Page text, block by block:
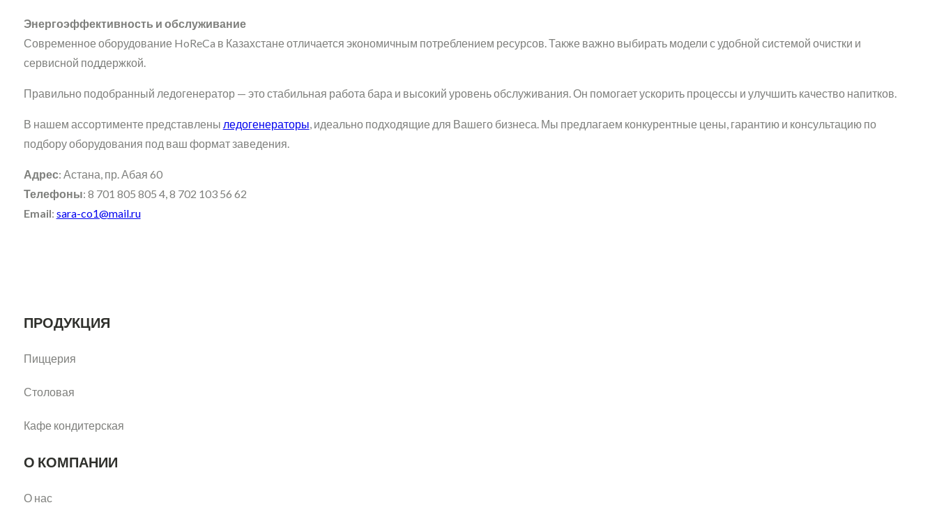
Энергоэффективность и обслуживание
Современное оборудование HoReCa в Казахстане отличается экономичным потреблением ресурсов. Также важно выбирать модели с удобной системой очистки и
сервисной поддержкой.
Правильно подобранный ледогенератор — это стабильная работа бара и высокий уровень обслуживания. Он помогает ускорить процессы и улучшить качество напитков.
В нашем ассортименте представлены ледогенераторы, идеально подходящие для Вашего бизнеса. Мы предлагаем конкурентные цены, гарантию и консультацию по
подбору оборудования под ваш формат заведения.
Адрес: Астана, пр. Абая 60
Телефоны: 8 701 805 805 4, 8 702 103 56 62
Email: sara-co1@mail.ru
ПРОДУКЦИЯ
Пиццерия
Столовая
Кафе кондитерская
О КОМПАНИИ
О нас